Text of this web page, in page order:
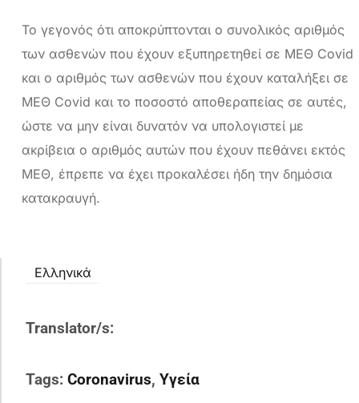
Το γεγονός ότι αποκρύπτονται ο συνολικός αριθμός
των ασθενών που έχουν εξυπηρετηθεί σε ΜΕΘ Covid
και ο αριθμός των ασθενών που έχουν καταλήξει σε
ΜΕΘ Covid και το ποσοστό αποθεραπείας σε αυτές,
ώστε να μην είναι δυνατόν να υπολογιστεί με
ακρίβεια ο αριθμός αυτών που έχουν πεθάνει εκτός
ΜΕΘ, έπρεπε να έχει προκαλέσει ήδη την δημόσια
κατακραυγή.
Ελληνικά
Translator/s:
Tags: Coronavirus, Υγεία